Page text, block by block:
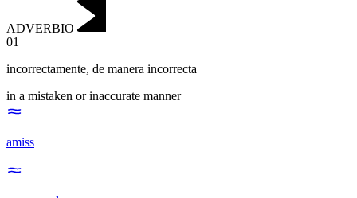
ADVERBIO
01
incorrectamente, de manera incorrecta
in a mistaken or inaccurate manner
amiss